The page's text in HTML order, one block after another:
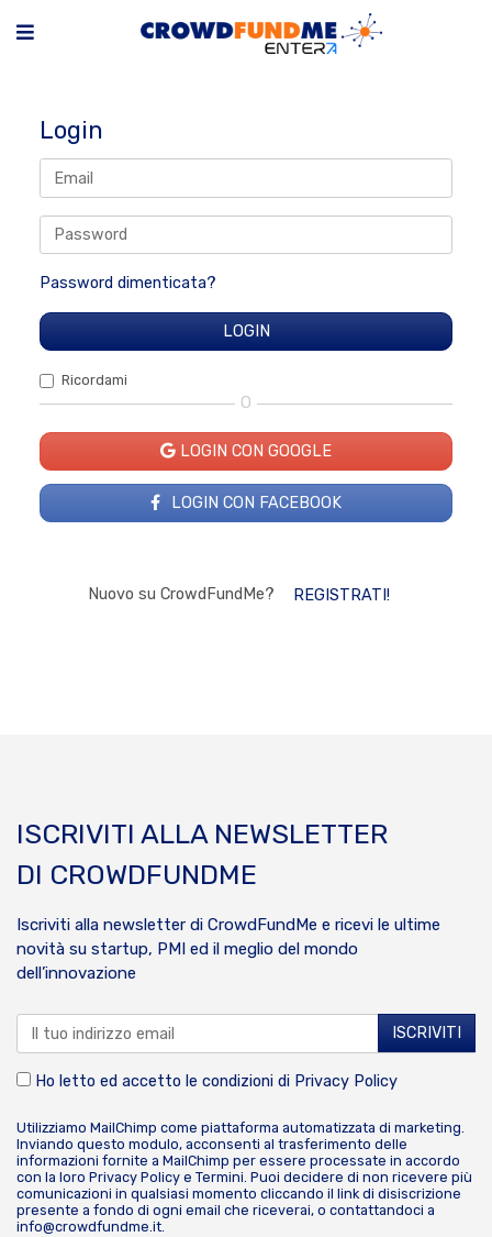
Login
Password dimenticata?
Ricordami
O
LOGIN CON GOOGLE
LOGIN CON FACEBOOK
Nuovo su CrowdFundMe? REGISTRATI!
ISCRIVITI ALLA NEWSLETTER
DI CROWDFUNDME
Iscriviti alla newsletter di CrowdFundMe e ricevi le ultime
novità su startup, PMI ed il meglio del mondo
dell’innovazione
Ho letto ed accetto le condizioni di Privacy Policy
Utilizziamo MailChimp come piattaforma automatizzata di marketing.
Inviando questo modulo, acconsenti al trasferimento delle
informazioni fornite a MailChimp per essere processate in accordo
con la loro Privacy Policy e Termini. Puoi decidere di non ricevere più
comunicazioni in qualsiasi momento cliccando il link di disiscrizione
presente a fondo di ogni email che riceverai, o contattandoci a
info@crowdfundme.it.